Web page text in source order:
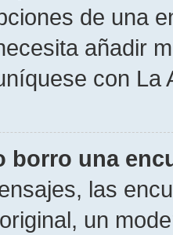
de una
añadir
con La
borro una
las
un